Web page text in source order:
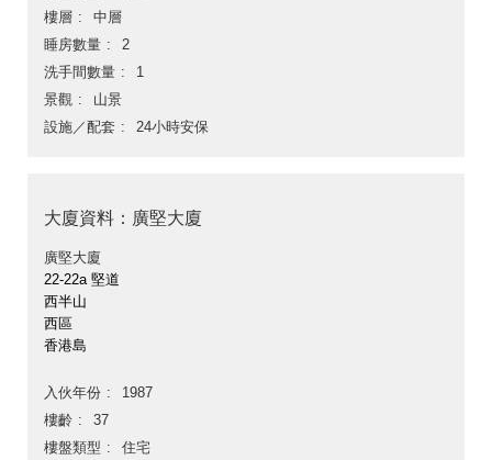
樓層
中層
睡房數量
2
洗手間數量
1
景觀
山景
設施／配套
24小時安保
大廈資料：廣堅大廈
廣堅大廈
22-22a 堅道
西半山
西區
香港島
入伙年份
1987
樓齡
37
樓盤類型
住宅